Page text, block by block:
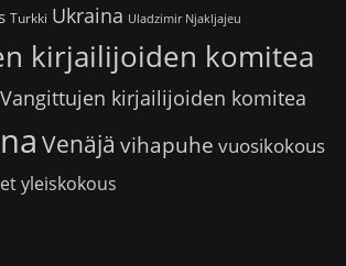
Turkki Ukraina Uladzimir Njakljajeu
kirjailijoiden komitea
Vangittujen kirjailijoiden komitea
Venäjä vihapuhe vuosikokous
yleiskokous